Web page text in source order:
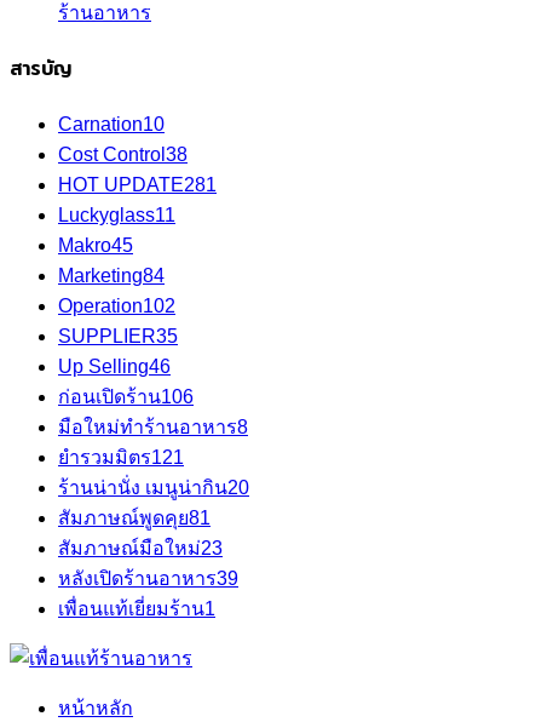
ร้านอาหาร
สารบัญ
Carnation10
Cost Control 38
HOT UPDATE281
Luckyglass11
Makro45
Marketing84
Operation102
SUPPLIER35
Up Selling46
ก่อนเปิดร้าน106
มือใหม่ทำร้านอาหาร8
ยำรวมมิตร121
ร้านน่านั่ง เมนูน่ากิน20
สัมภาษณ์พูดคุย81
สัมภาษณ์มือใหม่23
หลังเปิดร้านอาหาร39
เพื่อนแท้เยี่ยมร้าน1
หน้าหลัก